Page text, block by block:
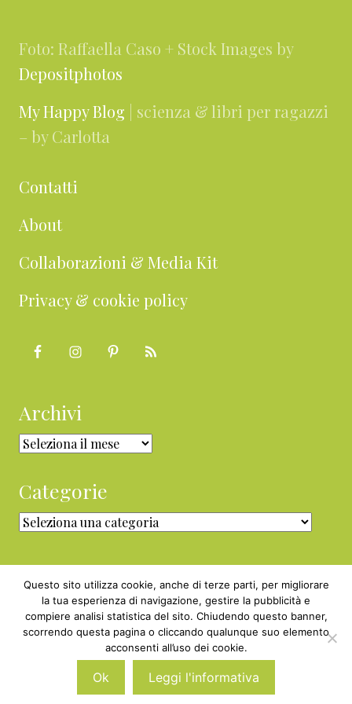
Foto: Raffaella Caso + Stock Images by
Depositphotos
My Happy Blog | scienza & libri per ragazzi
– by Carlotta
Contatti
About
Collaborazioni & Media Kit
Privacy & cookie policy
Archivi
Archivi
Categorie
Categorie
Copyright © 2010 - 2026 BabyGreen™ ·
P.IVA 05829800969 · Webmaster
Nexnova.net
Questo sito utilizza cookie, anche di terze parti, per migliorare
la tua esperienza di navigazione, gestire la pubblicità e
compiere analisi statistica del sito. Chiudendo questo banner,
scorrendo questa pagina o cliccando qualunque suo elemento
acconsenti all’uso dei cookie.
Ok Leggi l'informativa